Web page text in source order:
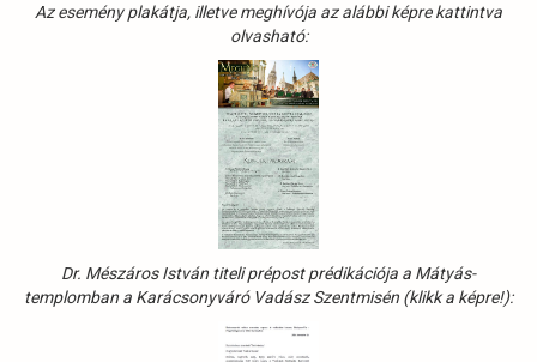
Az esemény plakátja, illetve meghívója az alábbi képre kattintva
olvasható:
Dr. Mészáros István titeli prépost prédikációja a Mátyás-
templomban a Karácsonyváró Vadász Szentmisén (klikk a képre!):